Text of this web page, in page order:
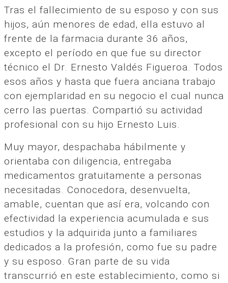
Tras el fallecimiento de su esposo y con sus
hijos, aún menores de edad, ella estuvo al
frente de la farmacia durante 36 años,
excepto el período en que fue su director
técnico el Dr. Ernesto Valdés Figueroa. Todos
esos años y hasta que fuera anciana trabajo
con ejemplaridad en su negocio el cual nunca
cerro las puertas. Compartió su actividad
profesional con su hijo Ernesto Luis.
Muy mayor, despachaba hábilmente y
orientaba con diligencia, entregaba
medicamentos gratuitamente a personas
necesitadas. Conocedora, desenvuelta,
amable, cuentan que así era, volcando con
efectividad la experiencia acumulada e sus
estudios y la adquirida junto a familiares
dedicados a la profesión, como fue su padre
y su esposo. Gran parte de su vida
transcurrió en este establecimiento, como si